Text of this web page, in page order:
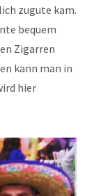
zugute kam.
bequem
Zigarren
kann man in
hier